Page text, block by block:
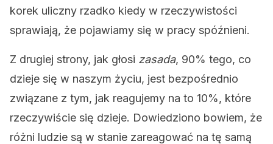
korek uliczny rzadko kiedy w rzeczywistości
sprawiają, że pojawiamy się w pracy spóźnieni.
Z drugiej strony, jak głosi zasada, 90% tego, co
dzieje się w naszym życiu, jest bezpośrednio
związane z tym, jak reagujemy na to 10%, które
rzeczywiście się dzieje. Dowiedziono bowiem, że
różni ludzie są w stanie zareagować na tę samą